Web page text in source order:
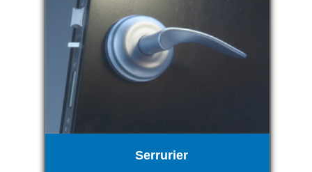
Serrurier